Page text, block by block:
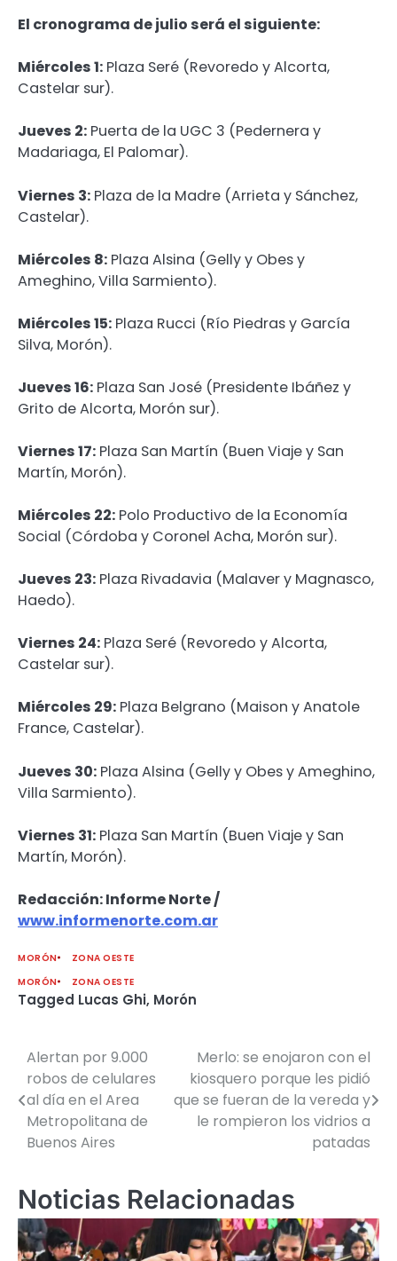
El cronograma de julio será el siguiente:
Miércoles 1: Plaza Seré (Revoredo y Alcorta,
Castelar sur).
Jueves 2: Puerta de la UGC 3 (Pedernera y
Madariaga, El Palomar).
Viernes 3: Plaza de la Madre (Arrieta y Sánchez,
Castelar).
Miércoles 8: Plaza Alsina (Gelly y Obes y
Ameghino, Villa Sarmiento).
Miércoles 15: Plaza Rucci (Río Piedras y García
Silva, Morón).
Jueves 16: Plaza San José (Presidente Ibáñez y
Grito de Alcorta, Morón sur).
Viernes 17: Plaza San Martín (Buen Viaje y San
Martín, Morón).
Miércoles 22: Polo Productivo de la Economía
Social (Córdoba y Coronel Acha, Morón sur).
Jueves 23: Plaza Rivadavia (Malaver y Magnasco,
Haedo).
Viernes 24: Plaza Seré (Revoredo y Alcorta,
Castelar sur).
Miércoles 29: Plaza Belgrano (Maison y Anatole
France, Castelar).
Jueves 30: Plaza Alsina (Gelly y Obes y Ameghino,
Villa Sarmiento).
Viernes 31: Plaza San Martín (Buen Viaje y San
Martín, Morón).
Redacción: Informe Norte /
www.informenorte.com.ar
MORÓN
ZONA OESTE
MORÓN
ZONA OESTE
Tagged Lucas Ghi, Morón
Navegación
de
entradas
Alertan por 9.000
robos de celulares
al día en el Area
Metropolitana de
Buenos Aires
Merlo: se enojaron con el
kiosquero porque les pidió
que se fueran de la vereda y
le rompieron los vidrios a
patadas
Noticias Relacionadas